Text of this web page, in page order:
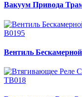
Вакуум Привода
В0195
Вентиль
ТВ018